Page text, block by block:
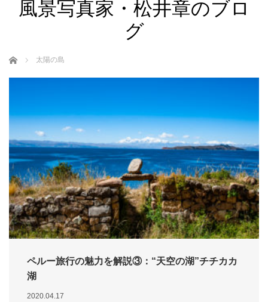
風景写真家・松井章のブロ
グ
ホーム 太陽の島
ペルー旅行の魅力を解説③：“天空の湖”チチカカ
湖
2020.04.17